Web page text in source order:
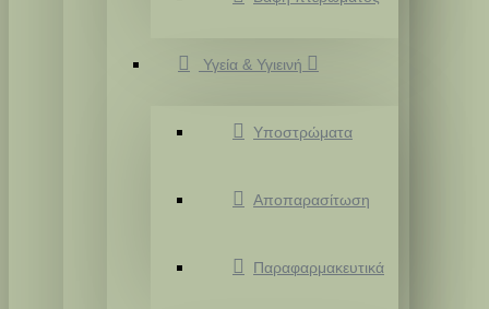
Υγεία & Υγιεινή
Υποστρώματα
Αποπαρασίτωση
Παραφαρμακευτικά